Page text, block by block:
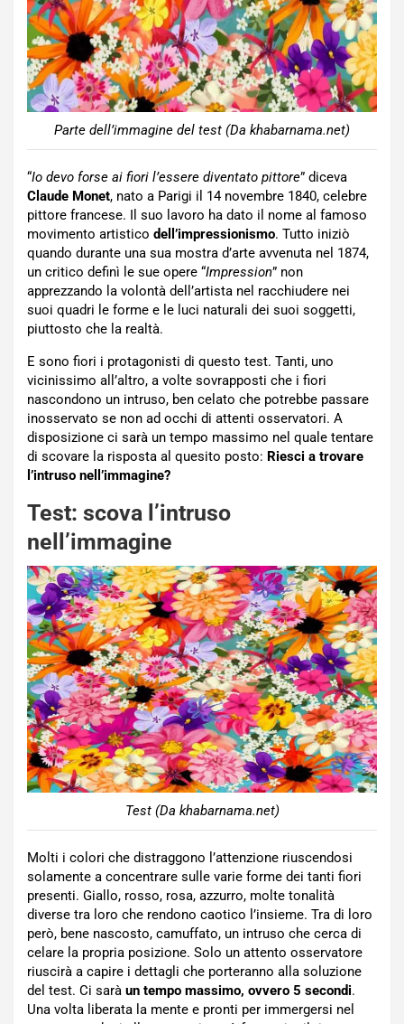
Parte dell’immagine del test (Da khabarnama.net)
“Io devo forse ai fiori l’essere diventato pittore” diceva
Claude Monet, nato a Parigi il 14 novembre 1840, celebre
pittore francese. Il suo lavoro ha dato il nome al famoso
movimento artistico dell’impressionismo. Tutto iniziò
quando durante una sua mostra d’arte avvenuta nel 1874,
un critico definì le sue opere “Impression” non
apprezzando la volontà dell’artista nel racchiudere nei
suoi quadri le forme e le luci naturali dei suoi soggetti,
piuttosto che la realtà.
E sono fiori i protagonisti di questo test. Tanti, uno
vicinissimo all’altro, a volte sovrapposti che i fiori
nascondono un intruso, ben celato che potrebbe passare
inosservato se non ad occhi di attenti osservatori. A
disposizione ci sarà un tempo massimo nel quale tentare
di scovare la risposta al quesito posto: Riesci a trovare
l’intruso nell’immagine?
Test: scova l’intruso
nell’immagine
Test (Da khabarnama.net)
Molti i colori che distraggono l’attenzione riuscendosi
solamente a concentrare sulle varie forme dei tanti fiori
presenti. Giallo, rosso, rosa, azzurro, molte tonalità
diverse tra loro che rendono caotico l’insieme. Tra di loro
però, bene nascosto, camuffato, un intruso che cerca di
celare la propria posizione. Solo un attento osservatore
riuscirà a capire i dettagli che porteranno alla soluzione
del test. Ci sarà un tempo massimo, ovvero 5 secondi.
Una volta liberata la mente e pronti per immergersi nel